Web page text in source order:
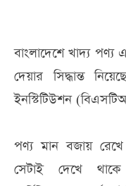
বাংলাদেশে খাদ্য পণ্য
দেয়ার সিদ্ধান্ত
ইনস্টিটিউশন
পণ্য মান বজায়
সেটাই দেখে থাকে